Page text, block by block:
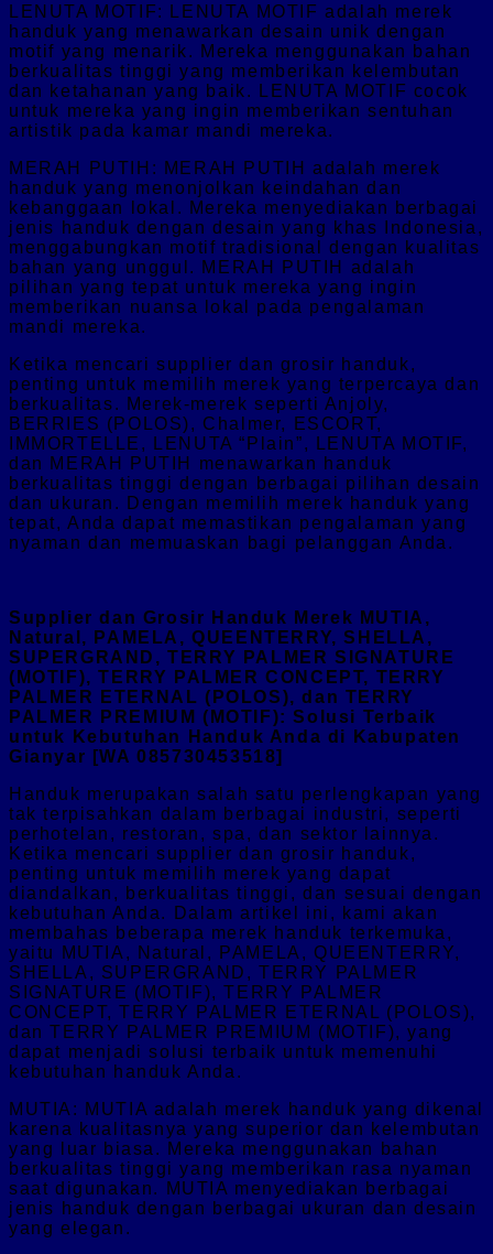
LENUTA MOTIF: LENUTA MOTIF adalah merek
handuk yang menawarkan desain unik dengan
motif yang menarik. Mereka menggunakan bahan
berkualitas tinggi yang memberikan kelembutan
dan ketahanan yang baik. LENUTA MOTIF cocok
untuk mereka yang ingin memberikan sentuhan
artistik pada kamar mandi mereka.
MERAH PUTIH: MERAH PUTIH adalah merek
handuk yang menonjolkan keindahan dan
kebanggaan lokal. Mereka menyediakan berbagai
jenis handuk dengan desain yang khas Indonesia,
menggabungkan motif tradisional dengan kualitas
bahan yang unggul. MERAH PUTIH adalah
pilihan yang tepat untuk mereka yang ingin
memberikan nuansa lokal pada pengalaman
mandi mereka.
Ketika mencari supplier dan grosir handuk,
penting untuk memilih merek yang terpercaya dan
berkualitas. Merek-merek seperti Anjoly,
BERRIES (POLOS), Chalmer, ESCORT,
IMMORTELLE, LENUTA “Plain”, LENUTA MOTIF,
dan MERAH PUTIH menawarkan handuk
berkualitas tinggi dengan berbagai pilihan desain
dan ukuran. Dengan memilih merek handuk yang
tepat, Anda dapat memastikan pengalaman yang
nyaman dan memuaskan bagi pelanggan Anda.
Supplier dan Grosir Handuk Merek MUTIA,
Natural, PAMELA, QUEENTERRY, SHELLA,
SUPERGRAND, TERRY PALMER SIGNATURE
(MOTIF), TERRY PALMER CONCEPT, TERRY
PALMER ETERNAL (POLOS), dan TERRY
PALMER PREMIUM (MOTIF): Solusi Terbaik
untuk Kebutuhan Handuk Anda di Kabupaten
Gianyar [WA 085730453518]
Handuk merupakan salah satu perlengkapan yang
tak terpisahkan dalam berbagai industri, seperti
perhotelan, restoran, spa, dan sektor lainnya.
Ketika mencari supplier dan grosir handuk,
penting untuk memilih merek yang dapat
diandalkan, berkualitas tinggi, dan sesuai dengan
kebutuhan Anda. Dalam artikel ini, kami akan
membahas beberapa merek handuk terkemuka,
yaitu MUTIA, Natural, PAMELA, QUEENTERRY,
SHELLA, SUPERGRAND, TERRY PALMER
SIGNATURE (MOTIF), TERRY PALMER
CONCEPT, TERRY PALMER ETERNAL (POLOS),
dan TERRY PALMER PREMIUM (MOTIF), yang
dapat menjadi solusi terbaik untuk memenuhi
kebutuhan handuk Anda.
MUTIA: MUTIA adalah merek handuk yang dikenal
karena kualitasnya yang superior dan kelembutan
yang luar biasa. Mereka menggunakan bahan
berkualitas tinggi yang memberikan rasa nyaman
saat digunakan. MUTIA menyediakan berbagai
jenis handuk dengan berbagai ukuran dan desain
yang elegan.